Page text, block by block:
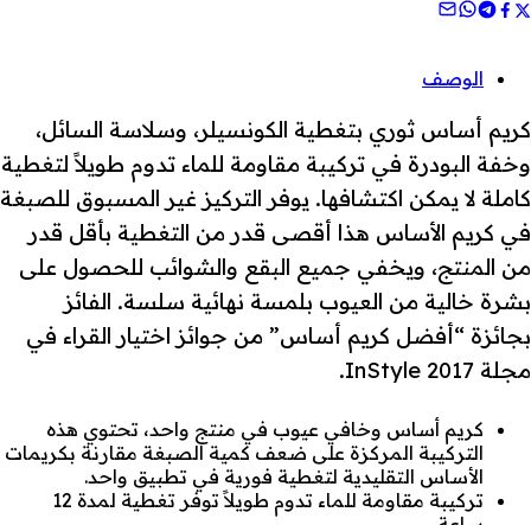
الوصف
كريم أساس ثوري بتغطية الكونسيلر، وسلاسة السائل،
وخفة البودرة في تركيبة مقاومة للماء تدوم طويلاً لتغطية
كاملة لا يمكن اكتشافها. يوفر التركيز غير المسبوق للصبغة
في كريم الأساس هذا أقصى قدر من التغطية بأقل قدر
من المنتج، ويخفي جميع البقع والشوائب للحصول على
بشرة خالية من العيوب بلمسة نهائية سلسة. الفائز
بجائزة “أفضل كريم أساس” من جوائز اختيار القراء في
مجلة InStyle 2017.
كريم أساس وخافي عيوب في منتج واحد، تحتوي هذه
التركيبة المركزة على ضعف كمية الصبغة مقارنة بكريمات
الأساس التقليدية لتغطية فورية في تطبيق واحد.
تركيبة مقاومة للماء تدوم طويلاً توفر تغطية لمدة 12